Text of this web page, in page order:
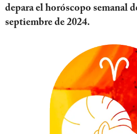
depara el horóscopo semanal
septiembre de 2024.